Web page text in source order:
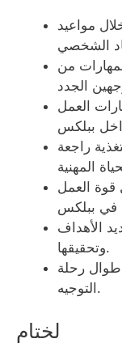
مواعيد
من
العمل
راجعة
قوة العمل
الأهداف
وتحقيقها.
طوال رحلة
التوجيه.
لختام